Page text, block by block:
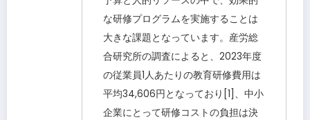
な研修プログラムを実施することは
大きな課題となっています。産労総
合研究所の調査によると、2023年度
の従業員1人あたりの教育研修費用は
平均34,606円となっており[1]、中小
企業にとって研修コストの負担は決